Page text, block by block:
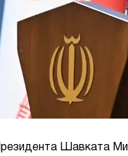
Шавката